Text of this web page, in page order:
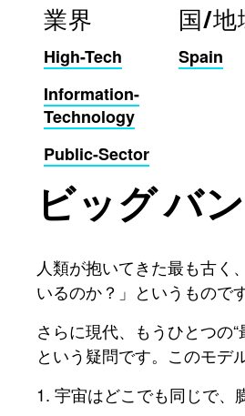
業界
High-Tech
Information-
Technology
Public-Sector
国/地
Spain
ビッグ バ
人類が抱いてきた最も古く
いるのか？」というものです
さらに現代、もうひとつの
という疑問です。このモデ
1. 宇宙はどこでも同じで、